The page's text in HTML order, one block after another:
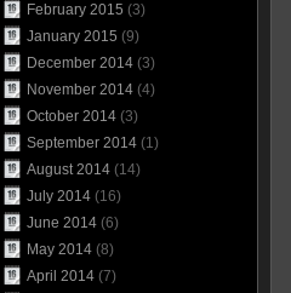
February 2015 (3)
January 2015 (9)
December 2014(3)
November 2014(4)
October 2014(3)
September 2014(1)
August 2014(14)
July 2014(16)
June 2014(6)
May 2014(8)
April 2014(7)